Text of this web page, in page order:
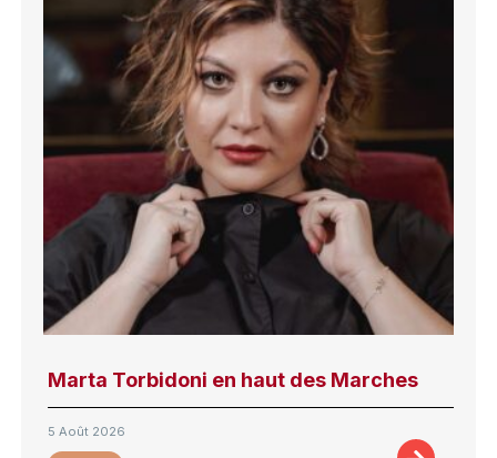
Marta Torbidoni en haut des Marches
5 Août 2026